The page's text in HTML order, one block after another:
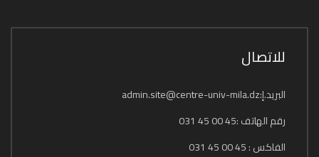
للاتصال
البريد.إ:admin.site@centre-univ-mila.dz
رقم الهاتف :45 00 45 031
الفاكس : 45 00 45 031